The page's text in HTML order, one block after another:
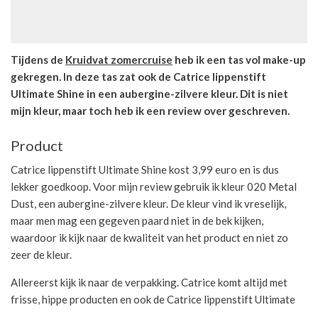
Tijdens de Kruidvat zomercruise heb ik een tas vol make-up
gekregen. In deze tas zat ook de Catrice lippenstift
Ultimate Shine in een aubergine-zilvere kleur. Dit is niet
mijn kleur, maar toch heb ik een review over geschreven.
Product
Catrice lippenstift Ultimate Shine kost 3,99 euro en is dus
lekker goedkoop. Voor mijn review gebruik ik kleur 020 Metal
Dust, een aubergine-zilvere kleur. De kleur vind ik vreselijk,
maar men mag een gegeven paard niet in de bek kijken,
waardoor ik kijk naar de kwaliteit van het product en niet zo
zeer de kleur.
Allereerst kijk ik naar de verpakking. Catrice komt altijd met
frisse, hippe producten en ook de Catrice lippenstift Ultimate